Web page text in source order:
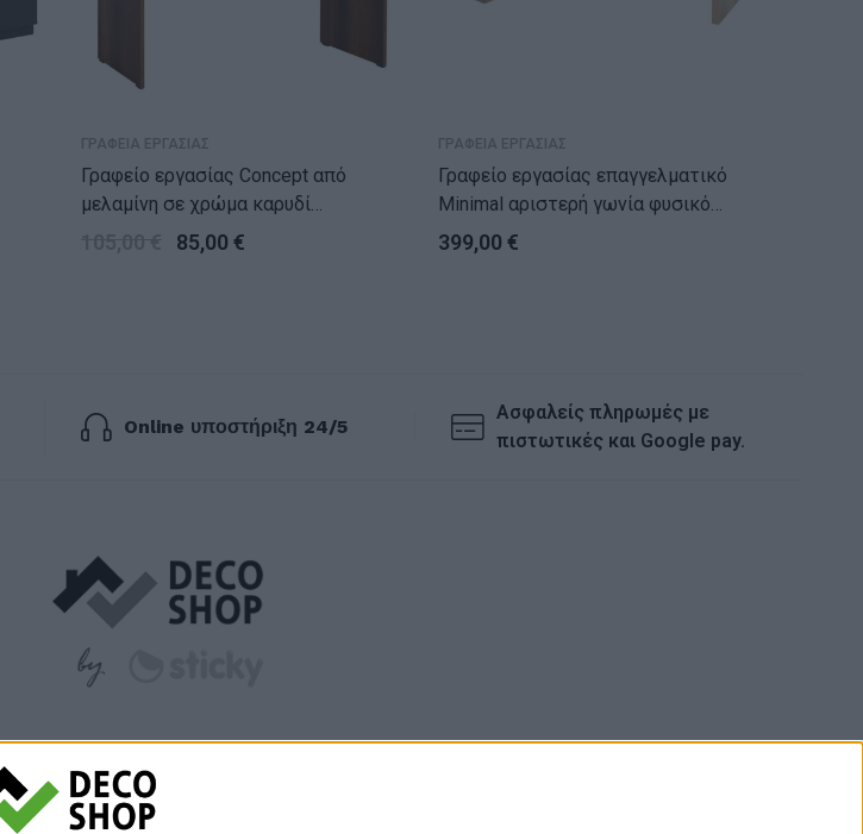
ΓΡΑΦΕΙΑ ΕΡΓΑΣΙΑΣ
Γραφείο εργασίας Concept από
μελαμίνη σε χρώμα καρυδί
120x60x75εκ.85,00 €
ΓΡΑΦΕΙΑ ΕΡΓΑΣΙΑΣ
Γραφείο εργασίας επαγγελματικό
Minimal αριστερή γωνία φυσικό
200x170x75εκ
399,00 €
Online υποστήριξη 24/5
Ασφαλείς πληρωμές με
πιστωτικές και Google pay.